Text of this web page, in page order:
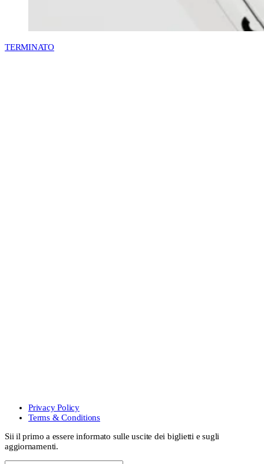
TERMINATO
Privacy Policy
Terms & Conditions
Sii il primo a essere informato sulle uscite dei biglietti e sugli
aggiornamenti.